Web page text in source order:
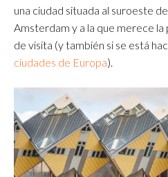
una ciudad situada al suroeste
Amsterdam y a la que merece la
de visita (y también si se está
ciudades de Europa).